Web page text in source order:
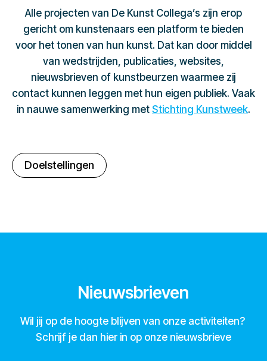
Alle projecten van De Kunst Collega’s zijn erop
gericht om kunstenaars een platform te bieden
voor het tonen van hun kunst. Dat kan door middel
van wedstrijden, publicaties, websites,
nieuwsbrieven of kunstbeurzen waarmee zij
contact kunnen leggen met hun eigen publiek. Vaak
in nauwe samenwerking met Stichting Kunstweek.
Doelstellingen
Nieuwsbrieven
Wil jij op de hoogte blijven van onze activiteiten?
Schrijf je dan hier in op onze nieuwsbrieve